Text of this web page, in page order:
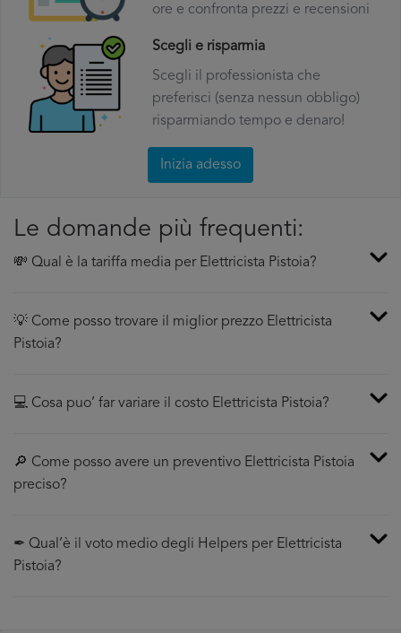
ore e confronta prezzi e recensioni
Scegli e risparmia
Scegli il professionista che
preferisci (senza nessun obbligo)
risparmiando tempo e denaro!
Inizia adesso
Le domande più frequenti:
💸 Qual è la tariffa media per Elettricista Pistoia?
💡 Come posso trovare il miglior prezzo Elettricista
Pistoia?
💻 Cosa puo’ far variare il costo Elettricista Pistoia?
🔎 Come posso avere un preventivo Elettricista Pistoia
preciso?
✒ Qual’è il voto medio degli Helpers per Elettricista
Pistoia?